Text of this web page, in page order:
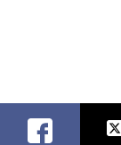
Facebook